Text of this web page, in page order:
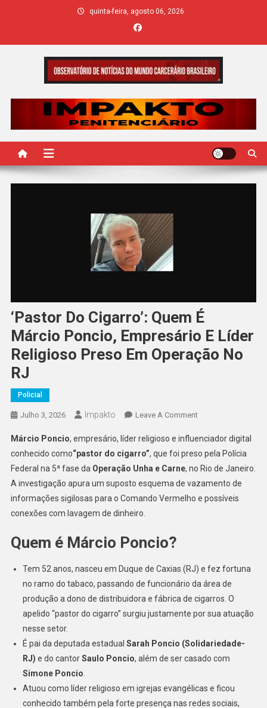
quinta-feira, agosto 06, 2026
IMPAKTO
‘Pastor Do Cigarro’: Quem É
Márcio Poncio, Empresário E Líder
Religioso Preso Em Operação No
RJ
Policial
Julho 3, 2026 Impakto Leave A CommentOn
Do
Cigarro’:
Quem
É
Márcio
Religioso
Preso
Operação
Márcio Poncio, empresário, líder religioso e influenciador digital
conhecido como“pastor do cigarro”, que foi preso pela Polícia
Federal na 5ª fase da Operação Unha e Carne, no Rio de Janeiro.
A investigação apura um suposto esquema de vazamento de
informações sigilosas para o Comando Vermelho e possíveis
conexões com lavagem de dinheiro.
Quem é Márcio Poncio?
Tem 52 anos, nasceu em Duque de Caxias (RJ) e fez fortuna
no ramo do tabaco, passando de funcionário da área de
produção a dono de distribuidora e fábrica de cigarros. O
apelido “pastor do cigarro” surgiu justamente por sua atuação
nesse setor.
É pai da deputada estadual Sarah Poncio (Solidariedade-
RJ) e do cantorSaulo Poncio, além de ser casado com
Simone Poncio
Atuou como líder religioso em igrejas evangélicas e ficou
conhecido também pela forte presença nas redes sociais,